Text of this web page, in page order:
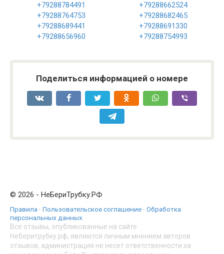
+79288784491
+79288662524
+79288764753
+79288682465
+79288689441
+79288691330
+79288656960
+79288754993
Поделиться информацией о номере
© 2026 - НеБериТрубку.РФ
Правила · Пользовательское соглашение · Обработка
персональных данных
Все отзывы, опубликованные на сайте
Неберитрубку.рф, являются личным мнением авторов
отзывов, администрация не несет ответственности за